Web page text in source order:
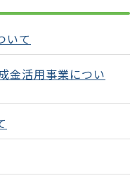
いて
金活用事業につい